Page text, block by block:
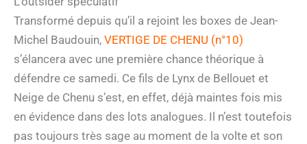
Transformé depuis qu’il a rejoint les boxes de Jean-
Michel Baudouin, VERTIGE DE CHENU (n°10)
s’élancera avec une première chance théorique à
défendre ce samedi. Ce fils de Lynx de Bellouet et
Neige de Chenu s’est, en effet, déjà maintes fois mis
en évidence dans des lots analogues. Il n’est toutefois
pas toujours très sage au moment de la volte et son